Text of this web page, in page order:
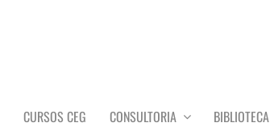
CURSOS CEG CONSULTORIA BIBLIOTECA